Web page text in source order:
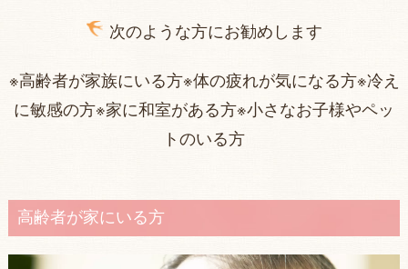
次のような方にお勧めします
※高齢者が家族にいる方※体の疲れが気になる方※冷え
に敏感の方※家に和室がある方※小さなお子様やペッ
トのいる方
高齢者が家にいる方